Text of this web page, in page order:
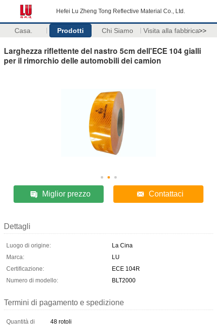
Hefei Lu Zheng Tong Reflective Material Co., Ltd.
Casa. Prodotti Chi Siamo Visita alla fabbrica>>
Larghezza riflettente del nastro 5cm dell'ECE 104 gialli
per il rimorchio delle automobili dei camion
Miglior prezzo Contattaci
Dettagli
Luogo di origine:
La Cina
Marca:
LU
Certificazione:
ECE 104R
Numero di modello:
BLT2000
Termini di pagamento e spedizione
Quantità di
48 rotoli